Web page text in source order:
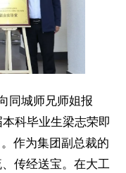
同城师兄师姐报
科毕业生梁志荣即
作为集团副总裁的
传经送宝。在大工